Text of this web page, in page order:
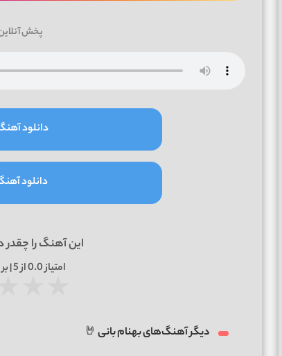
پخش
دانلود آهنگ
دانلود آهنگ
این آهنگ را
امتیاز0.0از 5 | بر اساس
دیگر آهنگ‌های بهنام بانی 🤘